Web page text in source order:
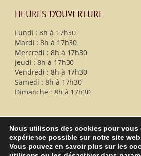
HEURES D’OUVERTURE
Lundi : 8h à 17h30
Mardi : 8h à 17h30
Mercredi : 8h à 17h30
Jeudi : 8h à 17h30
Vendredi : 8h à 17h30
Samedi : 8h à 17h30
Dimanche : 8h à 17h30
Nous utilisons des cookies pour vous
expérience possible sur notre site web.
Vous pouvez en savoir plus sur les